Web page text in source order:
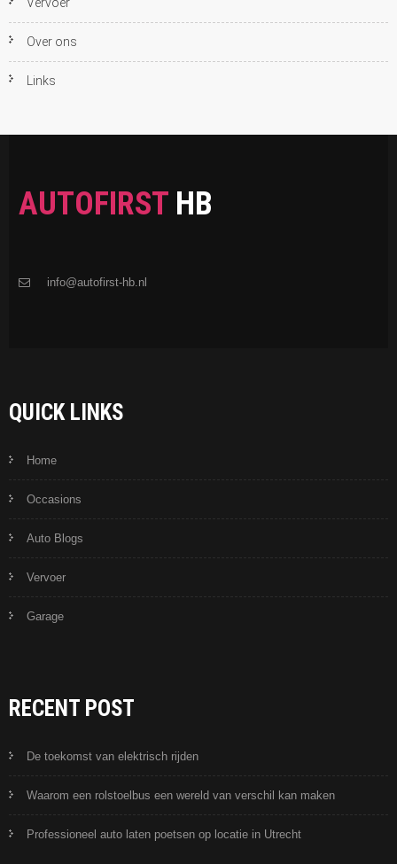
Over ons
Links
AUTOFIRST HB
info@autofirst-hb.nl
QUICK LINKS
Home
Occasions
Auto Blogs
Vervoer
Garage
RECENT POST
De toekomst van elektrisch rijden
Waarom een rolstoelbus een wereld van verschil kan maken
Professioneel auto laten poetsen op locatie in Utrecht